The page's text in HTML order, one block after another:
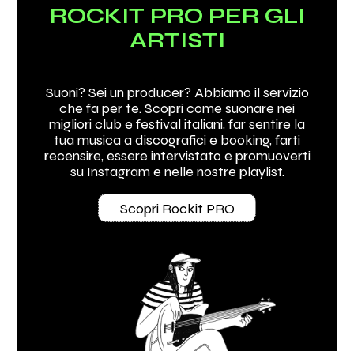
ROCKIT PRO PER GLI
ARTISTI
Suoni? Sei un producer? Abbiamo il servizio
che fa per te. Scopri come suonare nei
migliori club e festival italiani, far sentire la
tua musica a discografici e booking, farti
recensire, essere intervistato e promuoverti
su Instagram e nelle nostre playlist.
Scopri Rockit PRO